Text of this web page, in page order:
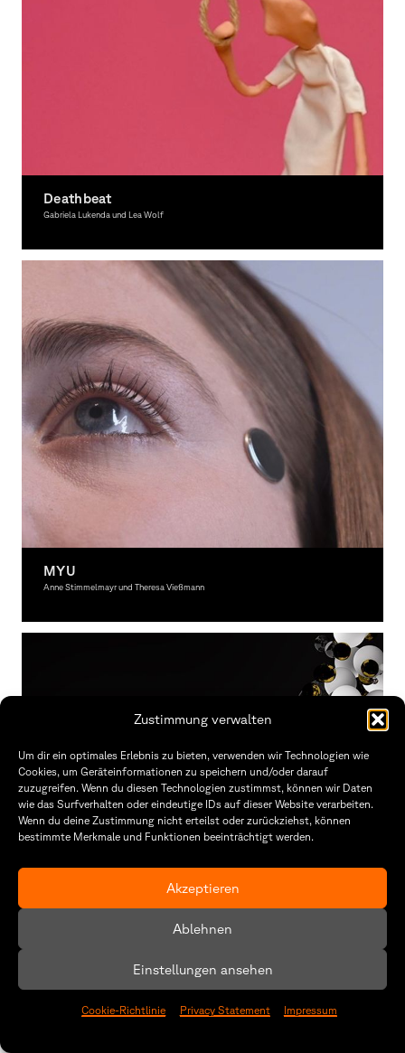
Zustimmung verwalten
Um dir ein optimales Erlebnis zu bieten, verwenden wir Technologien wie
Cookies, um Geräteinformationen zu speichern und/oder darauf
zuzugreifen. Wenn du diesen Technologien zustimmst, können wir Daten
wie das Surfverhalten oder eindeutige IDs auf dieser Website verarbeiten.
Wenn du deine Zustimmung nicht erteilst oder zurückziehst, können
bestimmte Merkmale und Funktionen beeinträchtigt werden.
Akzeptieren
Ablehnen
Einstellungen ansehen
Cookie-Richtlinie Privacy Statement Impressum
Deathbeat
Gabriela Lukenda und Lea Wolf
MYU
Anne Stimmelmayr und Theresa Vießmann